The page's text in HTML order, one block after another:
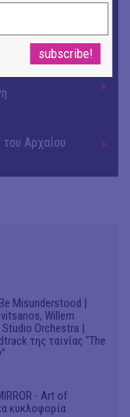
Αρχαίου
Misunderstood |
Willem
Orchestra |
της ταινίας "The
- Art of
κυκλοφορία